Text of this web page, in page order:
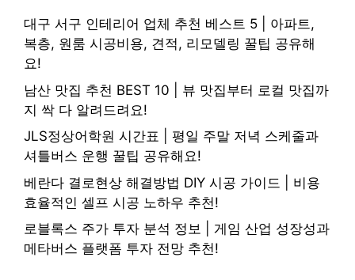
대구 서구 인테리어 업체 추천 베스트 5 | 아파트,
복층, 원룸 시공비용, 견적, 리모델링 꿀팁 공유해
요!
남산 맛집 추천 BEST 10 | 뷰 맛집부터 로컬 맛집까
지 싹 다 알려드려요!
JLS정상어학원 시간표 | 평일 주말 저녁 스케줄과
셔틀버스 운행 꿀팁 공유해요!
베란다 결로현상 해결방법 DIY 시공 가이드 | 비용
효율적인 셀프 시공 노하우 추천!
로블록스 주가 투자 분석 정보 | 게임 산업 성장성과
메타버스 플랫폼 투자 전망 추천!